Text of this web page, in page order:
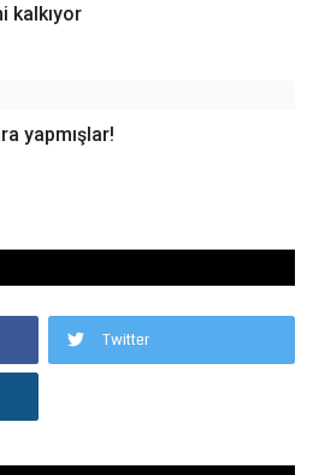
kalkıyor
yapmışlar!
Twitter